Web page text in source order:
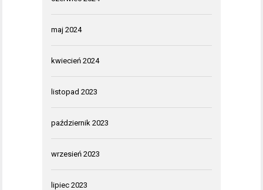
maj 2024
kwiecień 2024
listopad 2023
październik 2023
wrzesień 2023
lipiec 2023